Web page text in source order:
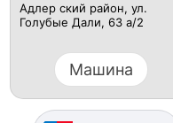
Адлер ский район, ​ул.
Голубые Дали, 63 а/2
Машина